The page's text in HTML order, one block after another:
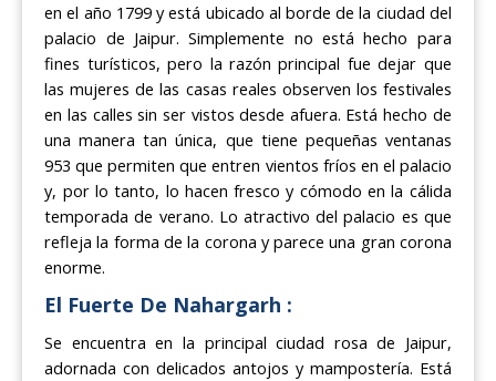
en el año 1799 y está ubicado al borde de la ciudad del
palacio de Jaipur. Simplemente no está hecho para
fines turísticos, pero la razón principal fue dejar que
las mujeres de las casas reales observen los festivales
en las calles sin ser vistos desde afuera. Está hecho de
una manera tan única, que tiene pequeñas ventanas
953 que permiten que entren vientos fríos en el palacio
y, por lo tanto, lo hacen fresco y cómodo en la cálida
temporada de verano. Lo atractivo del palacio es que
refleja la forma de la corona y parece una gran corona
enorme.
El Fuerte De Nahargarh :
Se encuentra en la principal ciudad rosa de Jaipur,
adornada con delicados antojos y mampostería. Está